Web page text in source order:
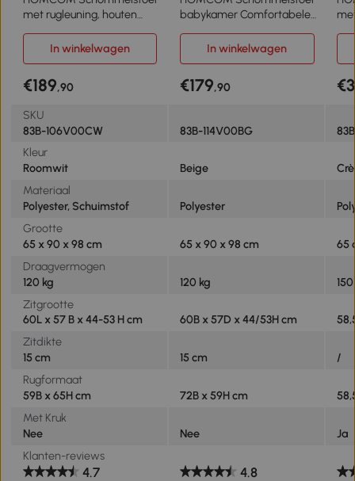
met rugleuning, houten
teddystof, comfortabele
stoel voor woonkamer,
crème wit
babykamer Comfortabele
Zit Lendekussen
Beukenframe Nacht Beige
In winkelwagen In winkelwagen
€189,90 €179,90
SKU
83B-106V00CW
83B-114V00BG
Kleur
Roomwit
Beige
Materiaal
Polyester, Schuimstof
Polyester
Grootte
65 x 90 x 98 cm
65 x 90 x 98 cm
65
Draagvermogen
120 kg
120 kg
Zitgrootte
60L x 57 B x 44-53 H cm
60B x 57D x 44/53H cm
Zitdikte
15 cm
15 cm
/
Rugformaat
59B x 65H cm
72B x 59H cm
Met Kruk
Nee
Nee
Ja
Klanten-reviews
4.7 4.8